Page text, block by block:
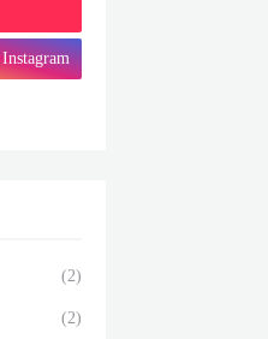
Instagram
(2)
(2)